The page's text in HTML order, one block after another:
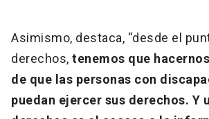
Asimismo, destaca, “desde el
derechos, tenemos que
de que las personas con
puedan ejercer sus derechos. Y